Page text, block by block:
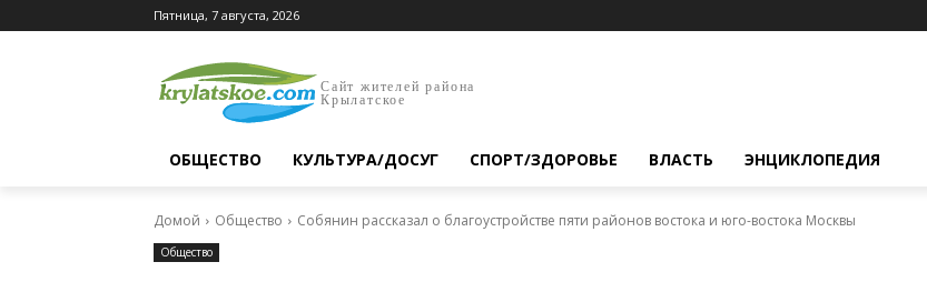
Пятница, 7 августа, 2026
Сайт жителей района
Крылатское
ОБЩЕСТВО КУЛЬТУРА/ДОСУГ СПОРТ/ЗДОРОВЬЕ ВЛАСТЬ ЭНЦИКЛОПЕДИЯ
Домой Общество Собянин рассказал о благоустройстве пяти районов востока и юго-востока Москвы
Общество